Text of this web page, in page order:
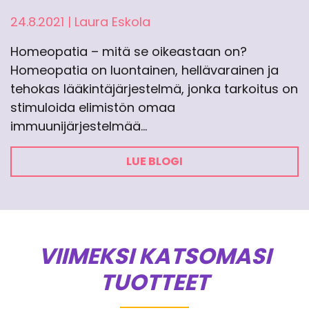
24.8.2021 | Laura Eskola
Homeopatia – mitä se oikeastaan on?
Homeopatia on luontainen, hellävarainen ja
tehokas lääkintäjärjestelmä, jonka tarkoitus on
stimuloida elimistön omaa
immuunijärjestelmää…
LUE BLOGI
VIIMEKSI KATSOMASI
TUOTTEET